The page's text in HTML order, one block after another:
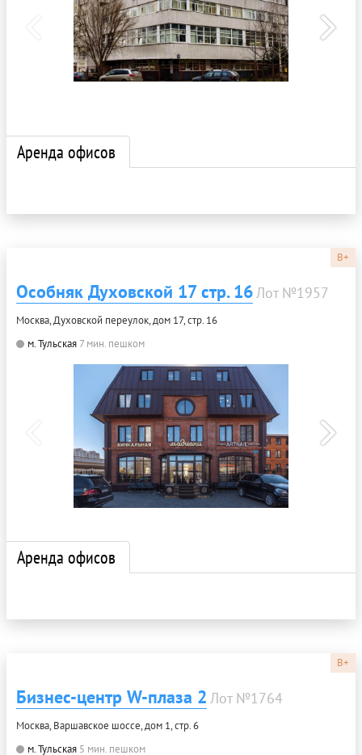
Аренда офисов
B+
Особняк Духовской 17 стр. 16Лот №1957
Москва, Духовской переулок, дом 17, стр. 16
м. Тульская 7 мин. пешком
Аренда офисов
B+
Бизнес-центр W-плаза 2 Лот №1764
Москва, Варшавское шоссе, дом 1, стр. 6
м. Тульская 5 мин. пешком